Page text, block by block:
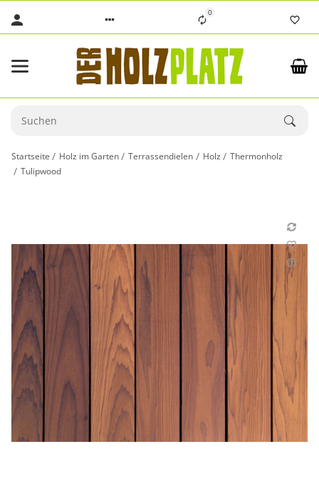
0
Startseite Holz im Garten Terrassendielen Holz
Thermonholz
Tulipwood